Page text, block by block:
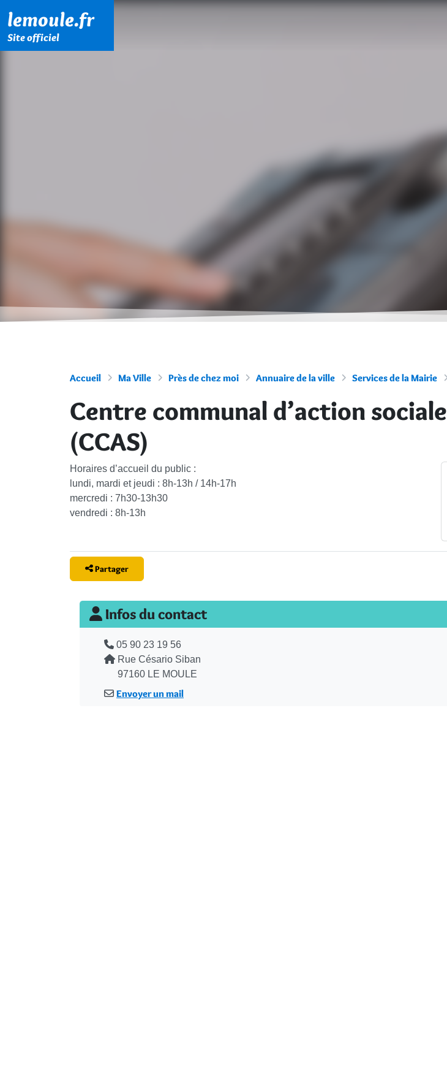
lemoule.fr
Site officiel
Accueil Ma Ville Près de chez moi Annuaire de la ville Services de la Mairie
Centre communal d’action sociale
(CCAS)
Horaires d’accueil du public :
lundi, mardi et jeudi : 8h-13h / 14h-17h
mercredi : 7h30-13h30
vendredi : 8h-13h
Partager
Infos du contact
Téléphone
05 90 23 19 56
Adresse
Rue Césario Siban
97160 LE MOULE
Envoyer un mail